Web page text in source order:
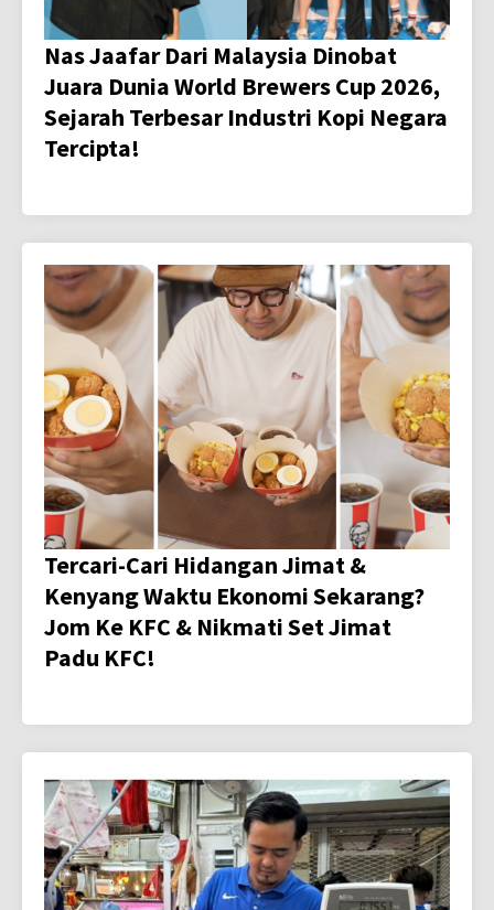
Nas Jaafar Dari Malaysia Dinobat
Juara Dunia World Brewers Cup 2026,
Sejarah Terbesar Industri Kopi Negara
Tercipta!
Tercari-Cari Hidangan Jimat &
Kenyang Waktu Ekonomi Sekarang?
Jom Ke KFC & Nikmati Set Jimat
Padu KFC!